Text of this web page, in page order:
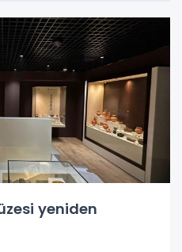
yeniden